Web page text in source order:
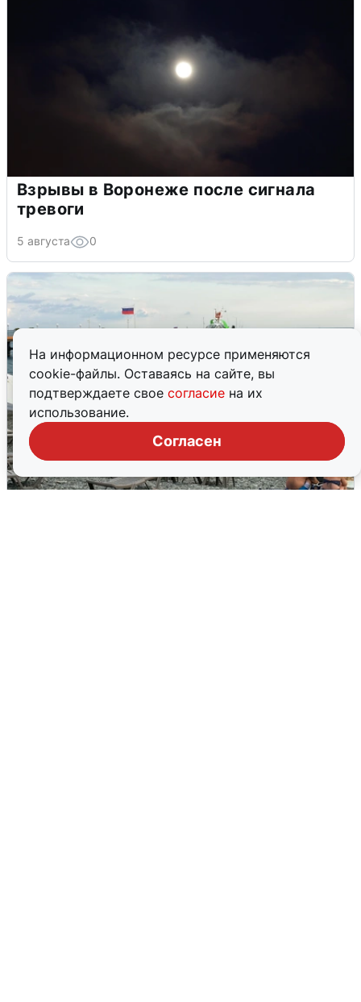
На информационном ресурсе применяются
cookie-файлы. Оставаясь на сайте, вы
подтверждаете свое согласие на их
использование.
Согласен
Взрывы в Воронеже после сигнала
тревоги
5 августа 0